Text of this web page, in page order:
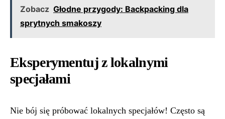
Zobacz Głodne przygody: Backpacking dla
sprytnych smakoszy
Eksperymentuj z lokalnymi
specjałami
Nie bój się próbować lokalnych specjałów! Często są